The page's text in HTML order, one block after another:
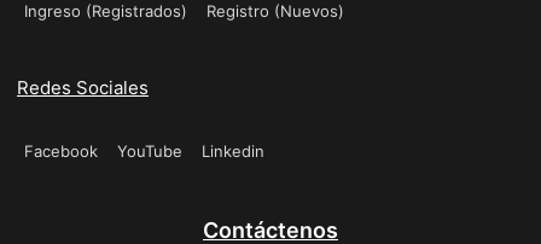
Ingreso (Registrados) Registro (Nuevos)
Redes Sociales
Facebook YouTube Linkedin
Contáctenos